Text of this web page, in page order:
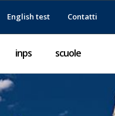
English test Contatti
inps scuole